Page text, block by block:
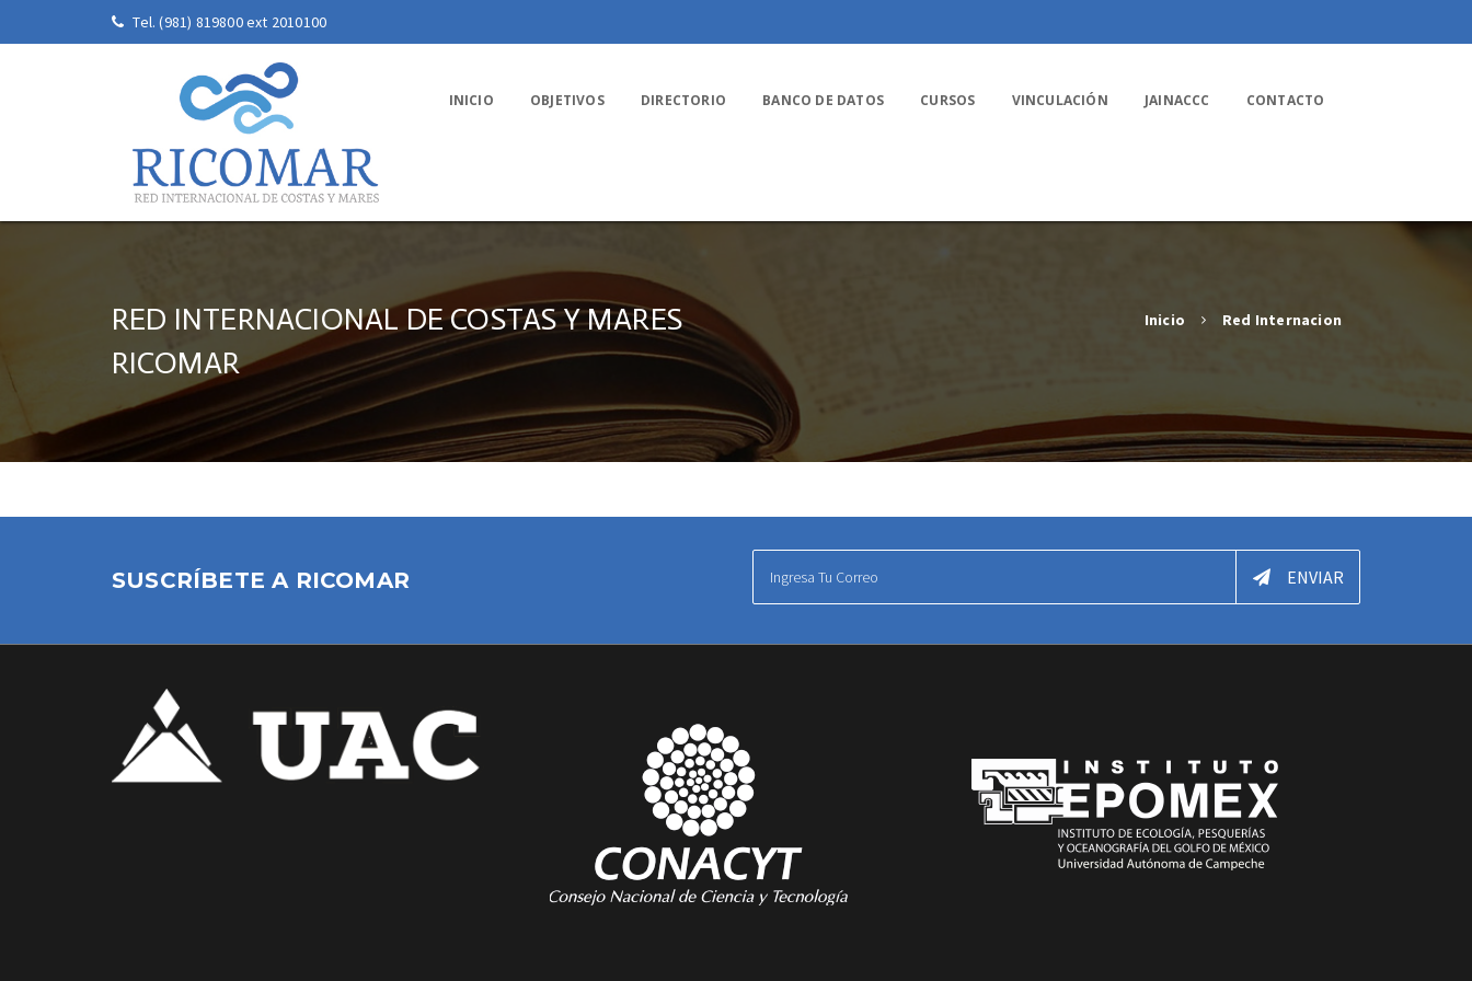
Tel. (981) 819800 ext 2010100
INICIO OBJETIVOS DIRECTORIO BANCO DE DATOS CURSOS VINCULACIÓN JAINACCC CONTACTO
RED INTERNACIONAL DE COSTAS Y MARES
RICOMAR
Inicio Red Internacion
SUSCRÍBETE A RICOMAR ENVIAR